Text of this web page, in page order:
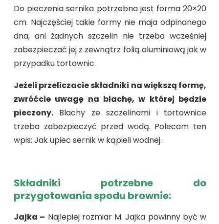
Do pieczenia sernika potrzebna jest forma 20×20
cm. Najczęściej takie formy nie maja odpinanego
dna, ani żadnych szczelin nie trzeba wcześniej
zabezpieczać jej z zewnątrz folią aluminiową jak w
przypadku tortownic.
Jeżeli przeliczacie składniki na większą formę,
zwróćcie uwagę na blachę, w której będzie
pieczony. Blachy ze szczelinami i tortownice
trzeba zabezpieczyć przed wodą. Polecam ten
wpis: Jak upiec sernik w kąpieli wodnej.
Składniki potrzebne do
przygotowania spodu brownie:
Jajka – Najlepiej rozmiar M. Jajka powinny być w